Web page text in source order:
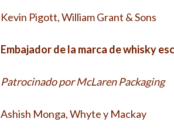
Kevin Pigott, William Grant & Sons
Embajador de la marca de whisky
Patrocinado por McLaren Packaging
Ashish Monga, Whyte y Mackay